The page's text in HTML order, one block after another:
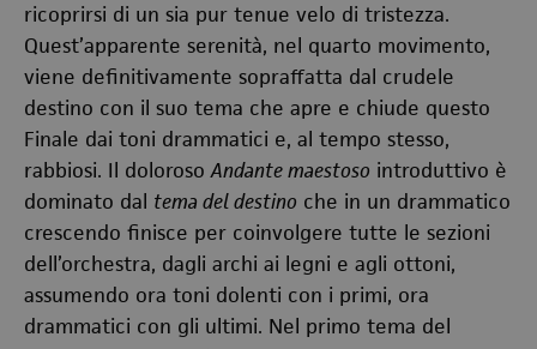
ricoprirsi di un sia pur tenue velo di tristezza.
Quest’apparente serenità, nel quarto movimento,
viene definitivamente sopraffatta dal crudele
destino con il suo tema che apre e chiude questo
Finale dai toni drammatici e, al tempo stesso,
rabbiosi. Il dolorosoAndante maestoso introduttivo è
dominato dal tema del destino che in un drammatico
crescendo finisce per coinvolgere tutte le sezioni
dell’orchestra, dagli archi ai legni e agli ottoni,
assumendo ora toni dolenti con i primi, ora
drammatici con gli ultimi. Nel primo tema del